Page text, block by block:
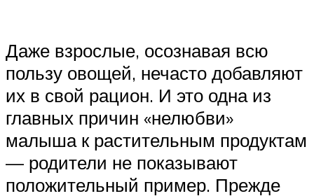
Даже взрослые, осознавая всю
пользу овощей, нечасто добавляют
их в свой рацион. И это одна из
главных причин «нелюбви»
малыша к растительным продуктам
— родители не показывают
положительный пример. Прежде